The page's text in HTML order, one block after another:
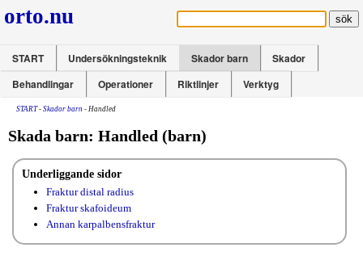
orto.nu
START Undersökningsteknik Skador barn
Skador
Behandlingar
Operationer Riktlinjer Verktyg
START- Skador barn - Handled
Skada barn: Handled (barn)
Underliggande sidor
Fraktur distal radius
Fraktur skafoideum
Annan karpalbensfraktur